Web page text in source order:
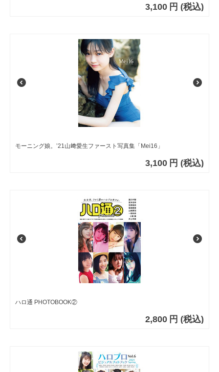
3,100 円 (税込)
モーニング娘。’21山﨑愛生ファースト写真集「Mei16」
3,100 円 (税込)
ハロ通 PHOTOBOOK②
2,800 円 (税込)